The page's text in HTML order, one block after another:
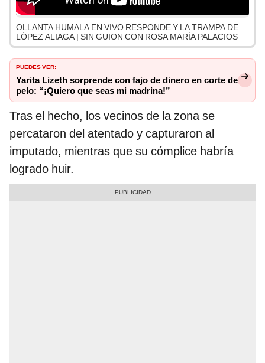
OLLANTA HUMALA EN VIVO RESPONDE Y LA TRAMPA DE
LÓPEZ ALIAGA | SIN GUION CON ROSA MARÍA PALACIOS
PUEDES VER:
Yarita Lizeth sorprende con fajo de dinero en corte de
pelo: “¡Quiero que seas mi madrina!”
Tras el hecho, los vecinos de la zona se
percataron del atentado y capturaron al
imputado, mientras que su cómplice habría
logrado huir.